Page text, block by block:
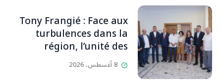
إقفاله لكنه لم يستطع لأنه
بيت رسالة وتاريخ وإيمان وقيم
مستمرة (صور وVideo)
Tony Frangié : Face aux
turbulences dans la
région, l’unité des
Libanais est primordiale
L’OLJ / Par Scarlett
8 أغسطس، 2026